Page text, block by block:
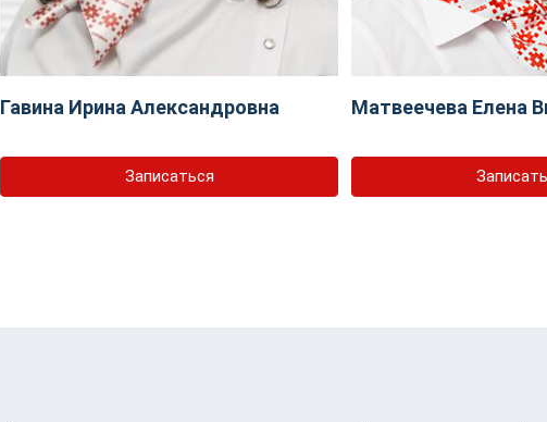
Гавина Ирина Александровна
Записаться
Матвеечева Елена